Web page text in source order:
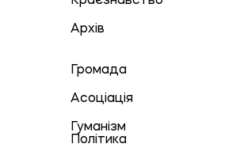
Архів
Громада
Асоціація
Гуманізм
Політика